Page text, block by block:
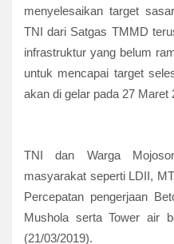
menyelesaikan target
TNI dari Satgas TMMD
infrastruktur yang belum
untuk mencapai target
akan di gelar pada 27 Maret
TNI dan Warga
masyarakat seperti LDII,
Percepatan pengerjaan
Mushola serta Tower air
(21/03/2019).